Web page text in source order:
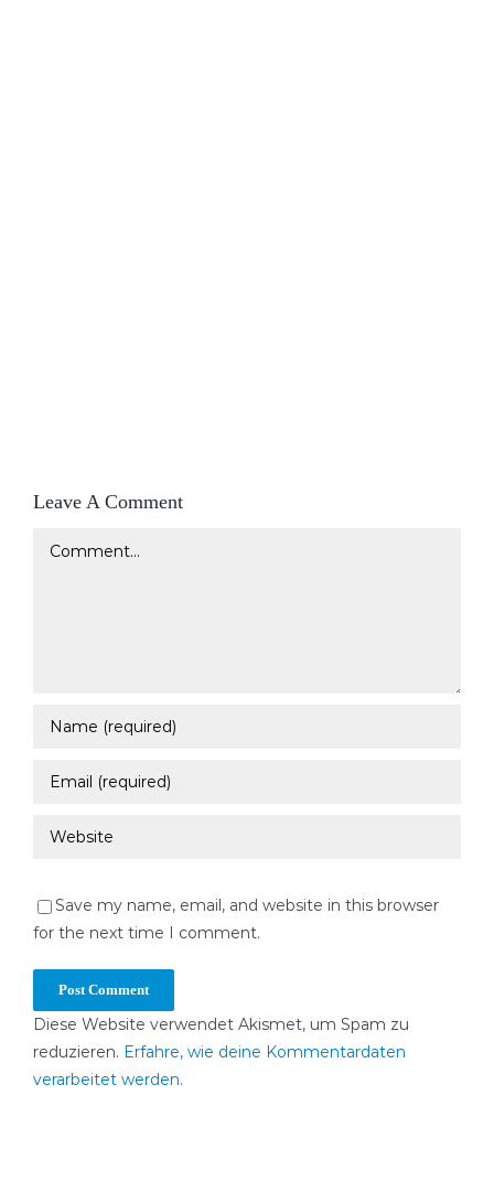
Leave A Comment
Comment
Save my name, email, and website in this browser
for the next time I comment.
Diese Website verwendet Akismet, um Spam zu
reduzieren. Erfahre, wie deine Kommentardaten
verarbeitet werden.